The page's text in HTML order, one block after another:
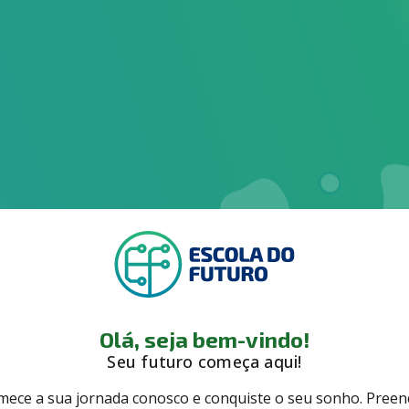
Olá, seja bem-vindo!
Seu futuro começa aqui!
a sua jornada conosco e conquiste o seu sonho.